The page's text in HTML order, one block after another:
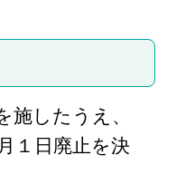
施したうえ、
１日廃止を決